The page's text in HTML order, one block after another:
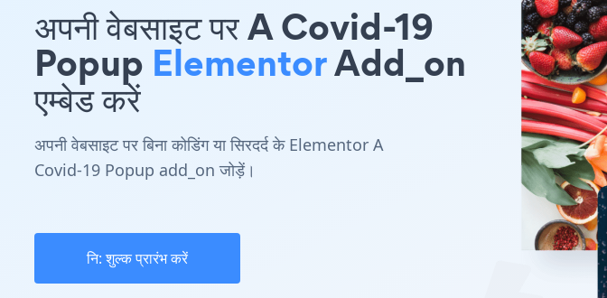
अपनी वेबसाइट पर A Covid-19
Popup ElementorAdd_on
एम्बेड करें
अपनी वेबसाइट पर बिना कोडिंग या सिरदर्द के Elementor A
Covid-19 Popup add_on जोड़ें।
नि: शुल्क प्रारंभ करें